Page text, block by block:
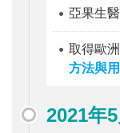
亞果生
取得歐
方法與
2021年5